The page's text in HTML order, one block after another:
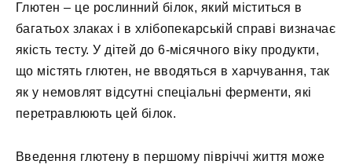
Глютен – це рослинний білок, який міститься в
багатьох злаках і в хлібопекарській справі визначає
якість тесту. У дітей до 6-місячного віку продукти,
що містять глютен, не вводяться в харчування, так
як у немовлят відсутні спеціальні ферменти, які
перетравлюють цей білок.
Введення глютену в першому півріччі життя може